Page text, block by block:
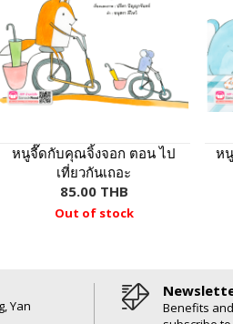
หนูจี๊ดกับคุณจิ้งจอก ตอน ไป
เที่ยวกันเถอะ
85.00 THB
Out of stock
ห
Yan
Benefits